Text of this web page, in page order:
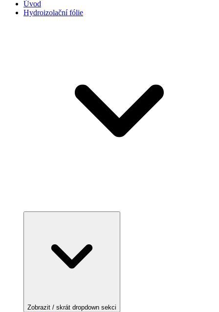
Úvod
Hydroizolační fólie
Zobrazit / skrát dropdown sekci